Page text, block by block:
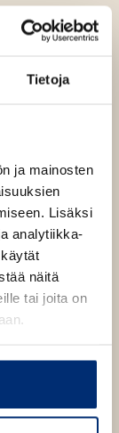
Tietoja
ja mainosten
Lisäksi
analytiikka-
näitä
tai joita on